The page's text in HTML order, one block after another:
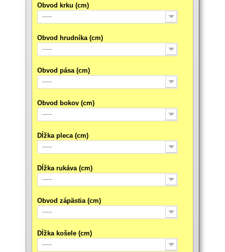
Obvod krku (cm)
-----
Obvod hrudníka (cm)
-----
Obvod pása (cm)
-----
Obvod bokov (cm)
-----
Dĺžka pleca (cm)
-----
Dĺžka rukáva (cm)
-----
Obvod zápästia (cm)
-----
Dĺžka košele (cm)
-----